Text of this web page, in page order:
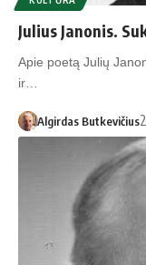
Julius Janonis.
Apie poetą Julių
ir…
Algirdas Butkevičius